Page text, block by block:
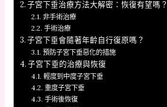
子宮下垂治療方法大解密：恢復有望嗎？
非手術治療
手術治療
子宮下垂會隨著年齡自行復原嗎？
預防子宮下垂惡化的措施
子宮下垂的治療與恢復
輕度到中度子宮下垂
重度子宮下垂
手術後恢復